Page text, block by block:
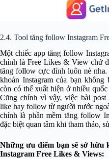
2.4. Tool tăng follow Instagram
Một chiếc app tăng follow
chính là Free Likes & View chứ
tăng follow cực đỉnh luôn nè
khoản Instagram của bạn
còn có thể xuất hiện ở nhiều
Cũng chính vì vậy, việc bài post
like hay follow từ người nước
chính là phần mềm tăng follow
đặc biệt quan tâm khi tham thảo,
Những ưu điểm bạn sẽ sở hữu
Instagram Free Likes & Views: